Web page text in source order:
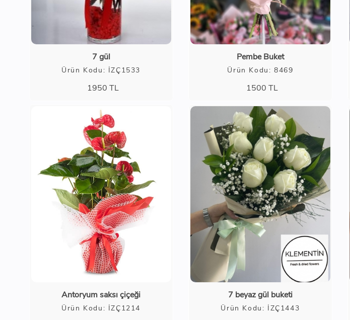
7 gül
Ürün Kodu: İZÇ1533
1950 TL
Pembe Buket
Ürün Kodu: 8469
1500 TL
Antoryum saksı çiçeği
Ürün Kodu: İZÇ1214
7 beyaz gül buketi
Ürün Kodu: İZÇ1443